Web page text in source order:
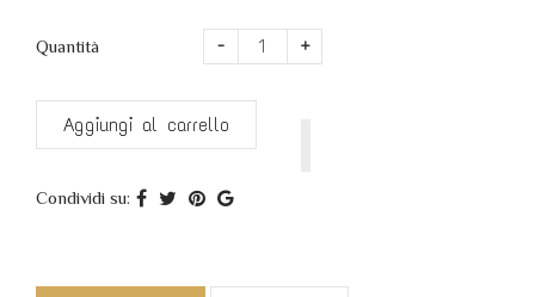
Quantità - +
Aggiungi al carrello
Condividi su: